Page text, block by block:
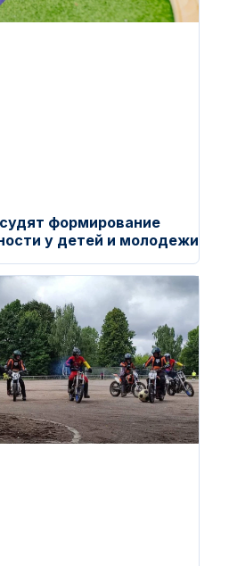
формирование
у детей и молодежи